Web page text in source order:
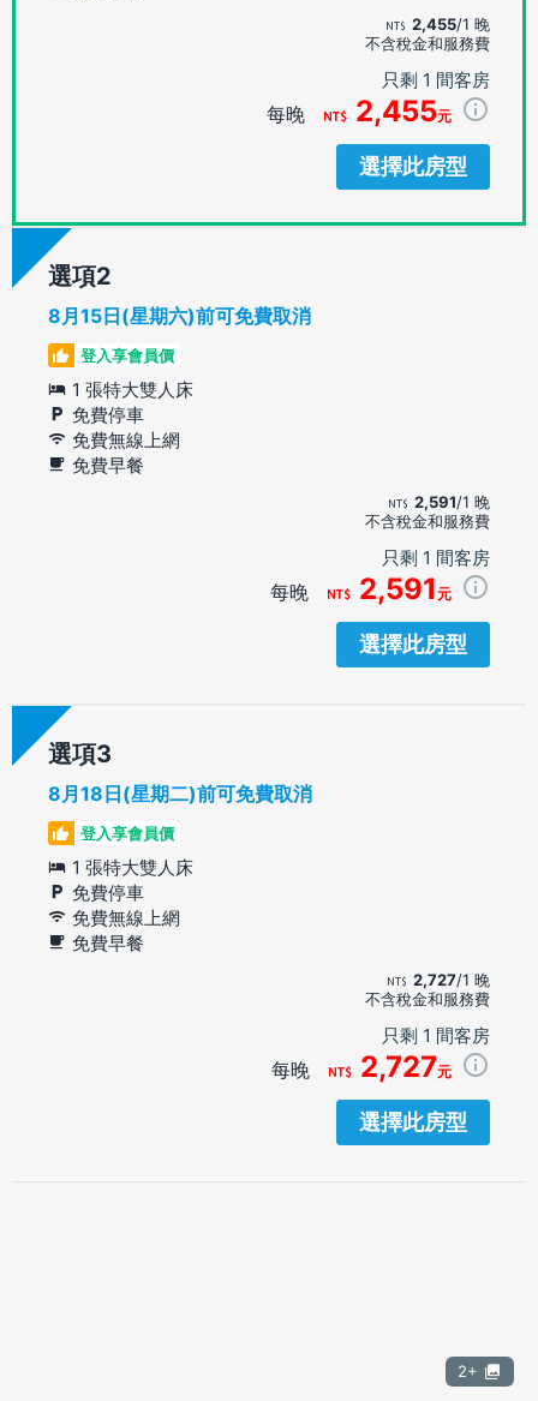
2,455/1 晚
不含稅金和服務費
只剩 1 間客房
每晚 2,455元
選擇此房型
選項
8月15日(星期六)前可免費取消
登入享會員價
1 張特大雙人床
免費停車
免費無線上網
免費早餐
2,591/1 晚
不含稅金和服務費
只剩 1 間客房
每晚 2,591 元
選擇此房型
選項
8月18日(星期二)前可免費取消
登入享會員價
1 張特大雙人床
免費停車
免費無線上網
免費早餐
2,727/1 晚
不含稅金和服務費
只剩 1 間客房
每晚 2,727元
選擇此房型
2+